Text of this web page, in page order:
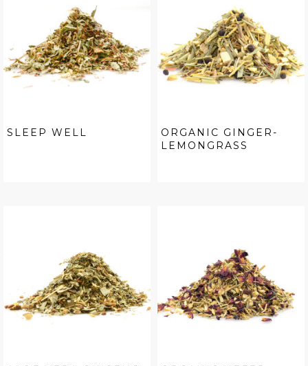
SLEEP WELL
ORGANIC GINGER-
LEMONGRASS